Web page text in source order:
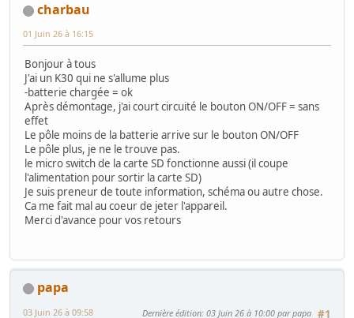
charbau
01 Juin 26 à 16:15
Bonjour à tous
J'ai un K30 qui ne s'allume plus
-batterie chargée = ok
Après démontage, j'ai court circuité le bouton ON/OFF = sans
effet
Le pôle moins de la batterie arrive sur le bouton ON/OFF
Le pôle plus, je ne le trouve pas.
le micro switch de la carte SD fonctionne aussi (il coupe
l'alimentation pour sortir la carte SD)
Je suis preneur de toute information, schéma ou autre chose.
Ca me fait mal au coeur de jeter l'appareil.
Merci d'avance pour vos retours
papa
#1
03 Juin 26 à 09:58 Dernière édition: 03 Juin 26 à 10:00 par papa